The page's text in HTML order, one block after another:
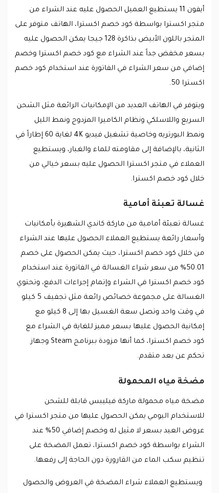
أيفون 11 يستطيع العميل الحصول عليه عند الشراء من
متجر اكسترا بواسطة كود خصم اكسترا، الهاتف متوفر على
المتجر باللون الأبيض بذاكرة 128 جيجا يمكن الحصول عليه
بسعر مخفض جداً عند الشراء مع كود خصم اكسترا وخصم
إضافي من سعر الشراء في الفاتورة عند استخدام كود خصم
اكسترا 50.
ويتوفر في الهاتف العديد من الإمكانيات الرائعة مثل الشحن
السريع واللاسلكي ونظام الكاميرا المزدوج ونمط الليل
ونمط البورتريه وخاصية تشغيل فيديو 4K لغاية 60 إطاراً في
الثانية، بالإضافة إلى مقاومته للماء والغبار، ويستطيع
العملاء في متجر اكسترا الحصول عليه بسعر خيالي من
خلال كود خصم اكسترا.
غسالة تعبئة أمامية
غسالة تعبئة أمامية من ماركة كاندي الشهيرة بأمكانيات
وأسعار رائعة يستطيع العملاء الحصول عليها عند الشراء
من خلال كود خصم اكسترا، حيث يمكن الحصول على خصم
50.01% من سعر شراء الغسالة في الفاتورة عند استخدام
كود خصم اكسترا في الشراء وإتمام إجراءات الدفع، وتحتوي
الغسالة على مجموعة خصائص رائعة مثل تجفيف 5 كيلو
في وقت واحد وتصل سعة الغسيل بها إلى 8 كيلو مع
إمكانية الحصول عليها بسعر مميز للغاية في الشراء مع
كود خصم اكسترا، كما أنها مزودة ببرنامج Steam وجهاز
تحكم عن بعد متقدم.
مضخة مياه المحمولة
مضخة مياه محمولة ماركة فيليبس قابلة للشحن
للاستخدام اليومي يمكن الحصول عليها من متجر اكسترا في
عروض العيد بسعر لا مثيل له وخصم إضافي 50% عند
الشراء بواسطة كود خصم اكسترا، تعمل المضخة على
تنظيم سكب الماء من القارورة دون الحاجة إلى رفعها.
ويستطيع العملاء شراء المضخة في العروض والحصول